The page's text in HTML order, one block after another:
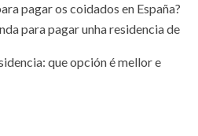
pagar os coidados en España?
para pagar unha residencia de
que opción é mellor e